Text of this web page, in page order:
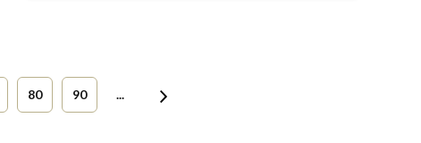
80 90 ...